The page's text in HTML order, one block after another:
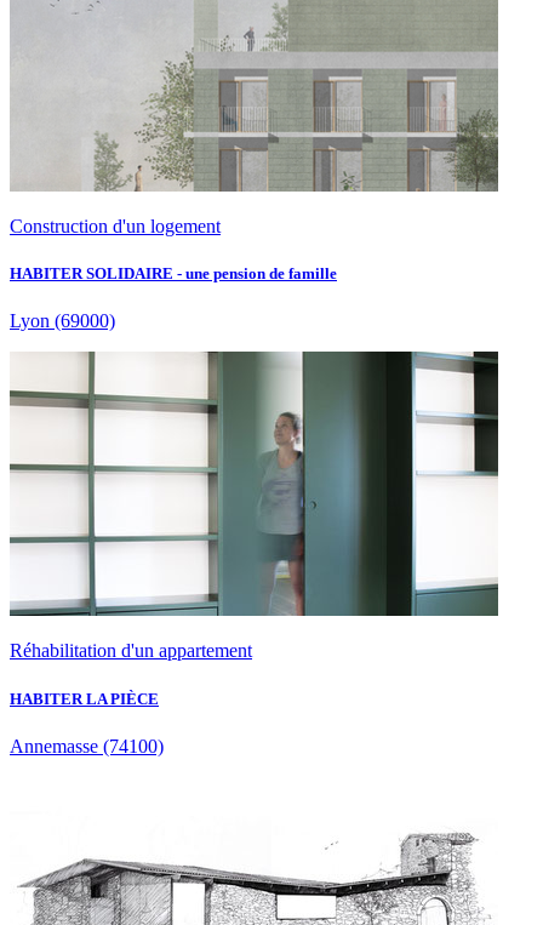
Construction d'un logement
HABITER SOLIDAIRE - une pension de famille
Lyon (69000)
Réhabilitation d'un appartement
HABITER LA PIÈCE
Annemasse (74100)